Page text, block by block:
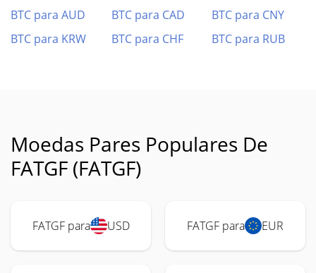
BTC para AUD
BTC para CAD
BTC para CNY
BTC para KRW
BTC para CHF BTC para RUB
Moedas Pares Populares De
FATGF (FATGF)
FATGF para USD FATGF para EUR